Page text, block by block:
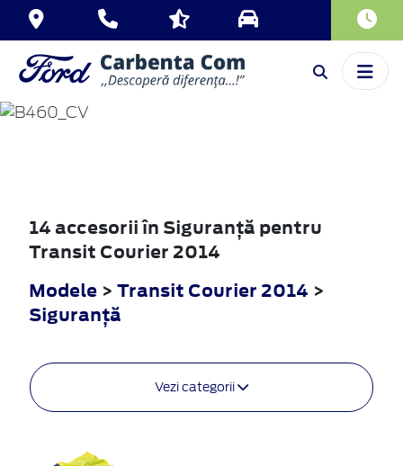
TRANSIT
COURIER
14 accesorii în Siguranţă pentru
Transit Courier 2014
Modele > Transit Courier 2014 >
Siguranţă
Vezi categorii